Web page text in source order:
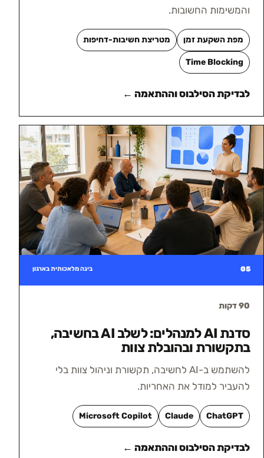
והמשימות החשובות.
מפת השקעת זמן מטריצת חשיבות-דחיפות
Time Blocking
לבדיקת הסילבוס וההתאמה ←
05 בינה מלאכותית בארגון
90 דקות
סדנת AI למנהלים: לשלב AI בחשיבה,
בתקשורת ובהובלת צוות
להשתמש ב-AI לחשיבה, תקשורת וניהול צוות בלי
להעביר למודל את האחריות.
ChatGPT
Claude
Microsoft Copilot
לבדיקת הסילבוס וההתאמה ←